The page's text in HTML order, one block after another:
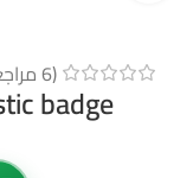
(
6
badge